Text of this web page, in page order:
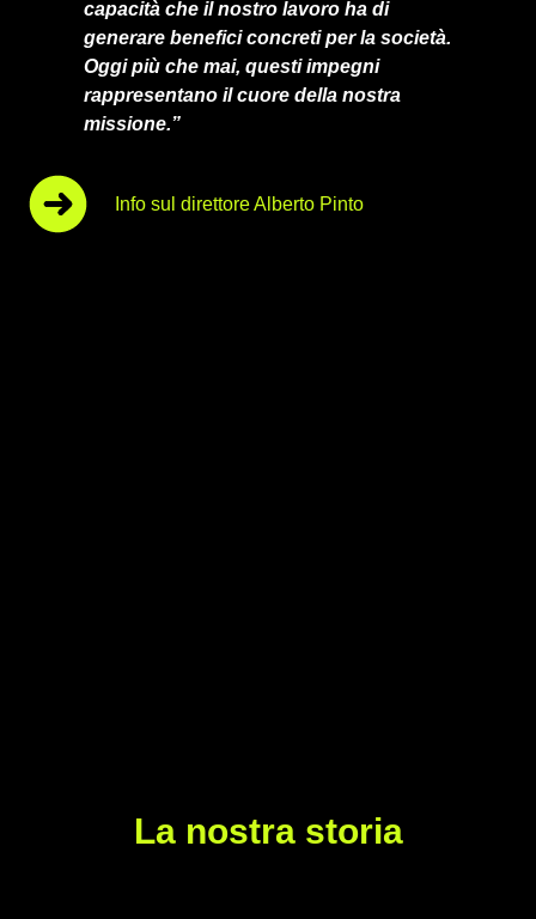
capacità che il nostro lavoro ha di
generare benefici concreti per la società.
Oggi più che mai, questi impegni
rappresentano il cuore della nostra
missione.”
Info sul direttore Alberto Pinto
La nostra storia